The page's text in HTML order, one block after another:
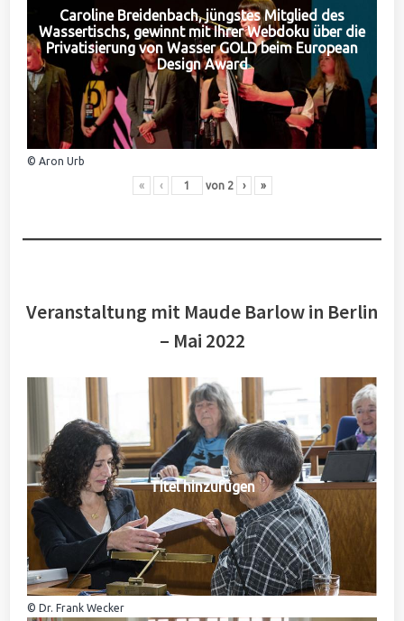
Caroline Breidenbach, jüngstes Mitglied des
Wassertischs, gewinnt mit Ihrer Webdoku über die
Privatisierung von Wasser GOLD beim European
Design Award
© Aron Urb
« ‹ von 2 › »
Veranstaltung mit Maude Barlow in Berlin
– Mai 2022
Titel hinzufügen
© Dr. Frank Wecker